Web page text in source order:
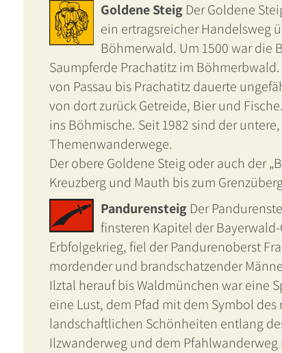
Goldene SteigDer Goldene
ein ertragsreicher Handelsweg
Böhmerwald. Um 1500 war die
Saumpferde Prachatitz im
von Passau bis Prachatitz dauerte
von dort zurück Getreide, Bier und
ins Böhmische. Seit 1982 sind der
Themenwanderwege.
Der obere Goldene Steig oder auch der
Kreuzberg und Mauth bis zum
PandurensteigDer
finsteren Kapitel der
Erbfolgekrieg, fiel der Pandurenoberst
mordender und brandschatzender
Ilztal herauf bis Waldmünchen war eine
eine Lust, dem Pfad mit dem Symbol
landschaftlichen Schönheiten entlang
Ilzwanderweg und dem